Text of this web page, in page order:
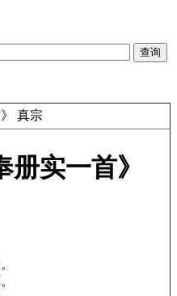
真宗
册实一首》